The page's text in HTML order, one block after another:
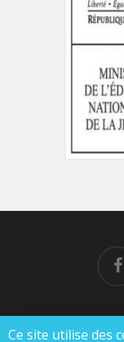
© 2019-
Ce site utilise des